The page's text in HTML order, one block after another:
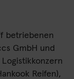
betriebenen
GmbH und
Reifen),